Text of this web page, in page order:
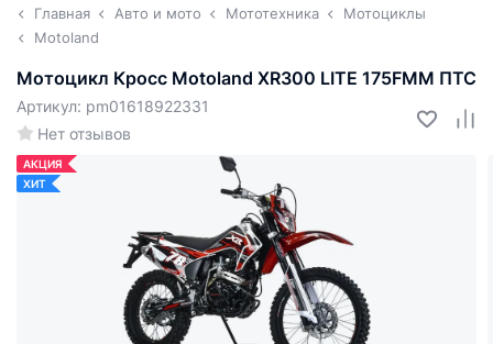
Главная Авто и мото Мототехника
Мотоциклы
Motoland
Мотоцикл Кросс Motoland XR300 LITE 175FMM ПТС
Нет отзывов
Артикул: pm01618922331
АКЦИЯ
ХИТ